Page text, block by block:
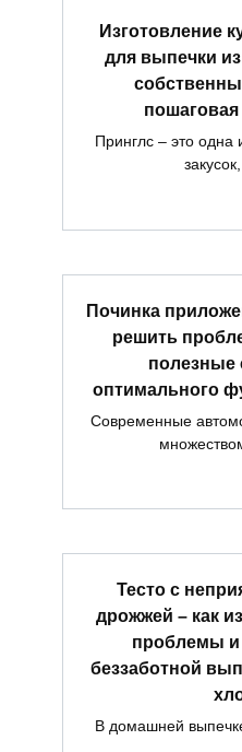
Изготовление
для выпечки
пошаговая
Принглс – это
Починка
решить
полезные
оптимального
Современные
Тесто с
дрожжей – как
проблемы и
беззаботной
В домашней